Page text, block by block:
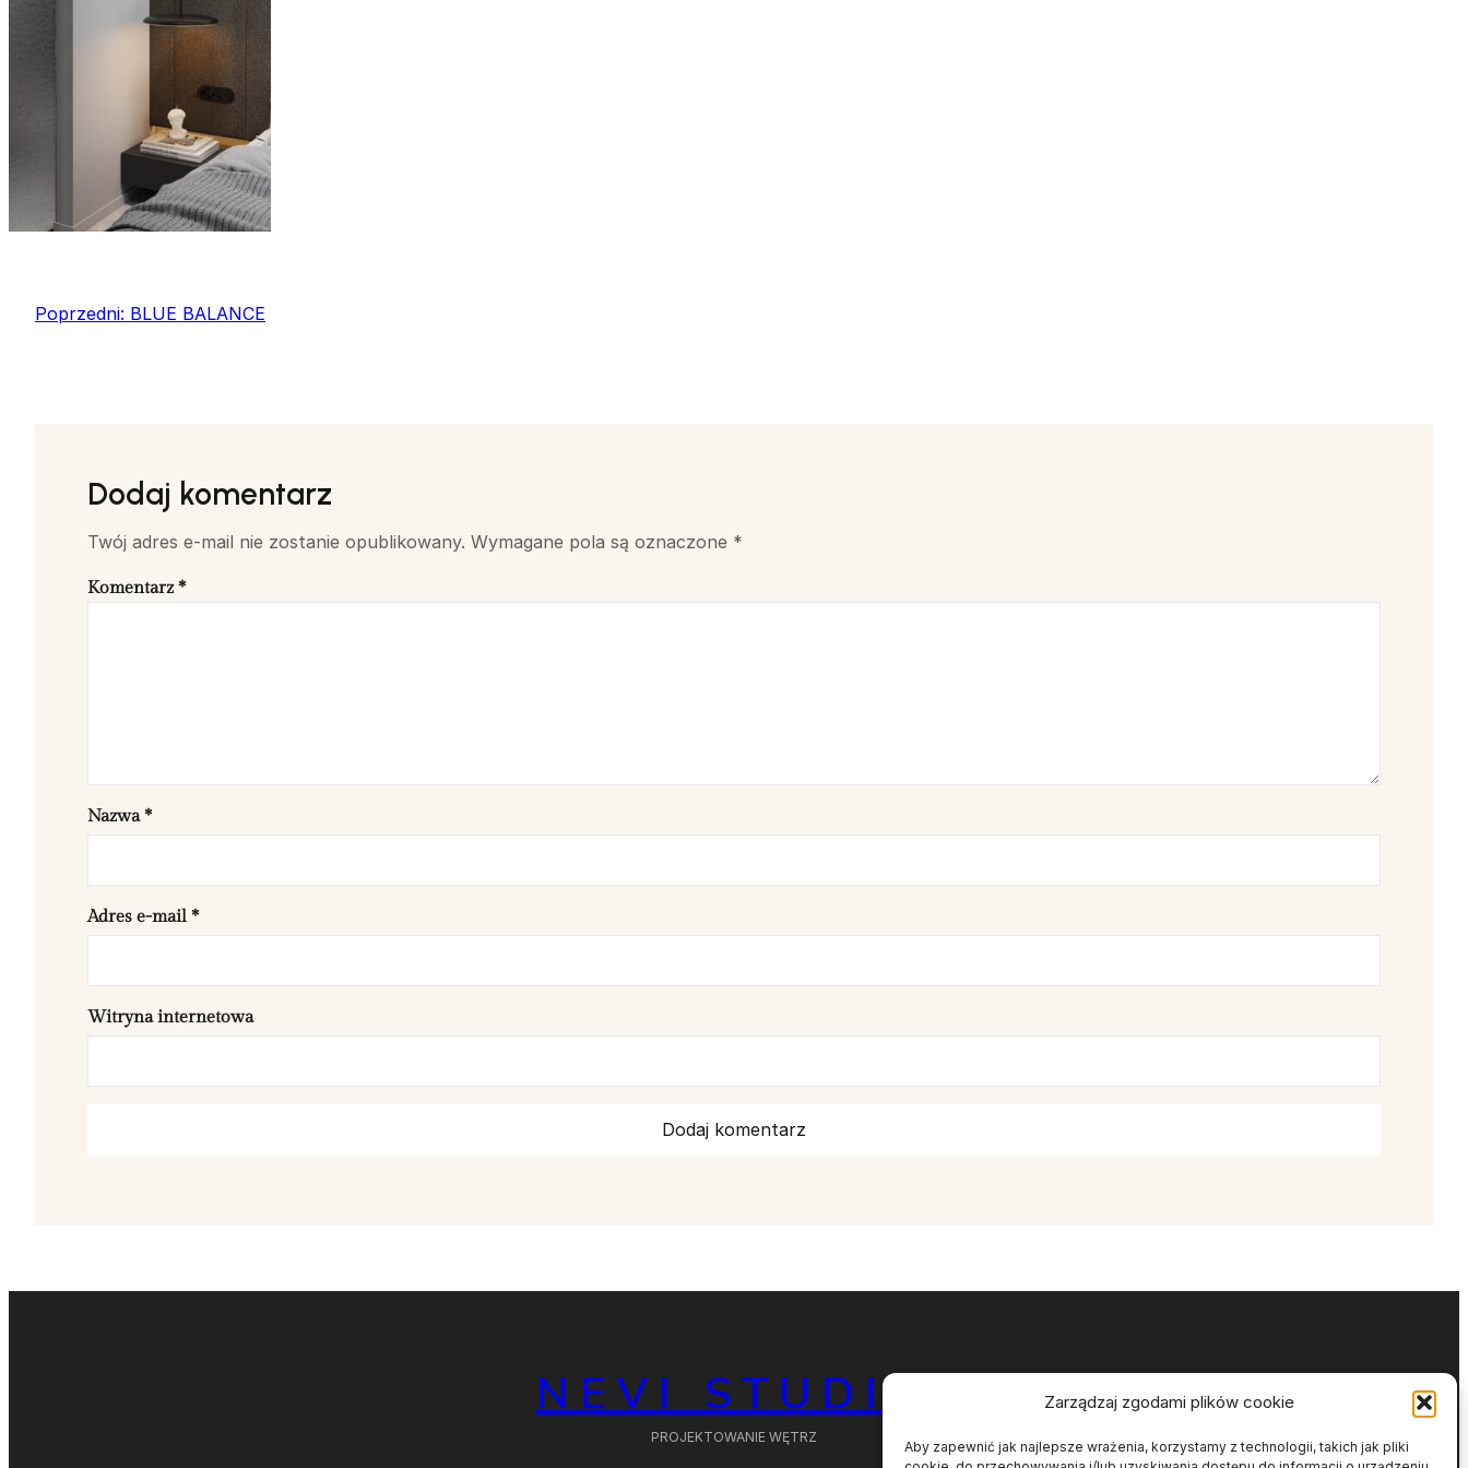
Zarządzaj zgodami plików cookie
Aby zapewnić jak najlepsze wrażenia, korzystamy z technologii, takich jak pliki
Poprzedni: BLUE BALANCE
Dodaj komentarz
Twój adres e-mail nie zostanie opublikowany. Wymagane pola są oznaczone *
Komentarz*
Nazwa*
Adres e-mail *
Witryna internetowa
NEVI STUDIO
PROJEKTOWANIE WĘTRZ